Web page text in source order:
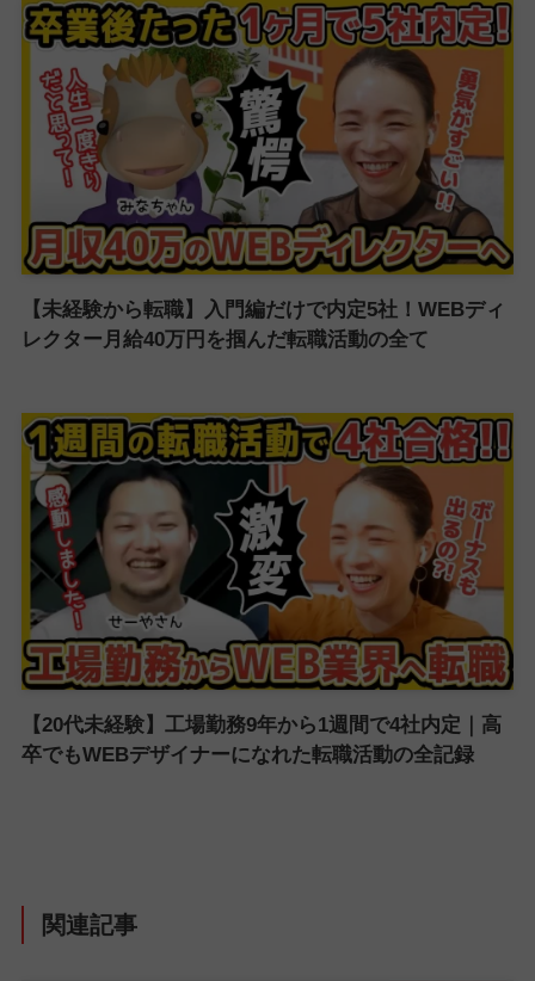
【未経験から転職】入門編だけで内定5社！WEBディ
レクター月給40万円を掴んだ転職活動の全て
【20代未経験】工場勤務9年から1週間で4社内定｜高
卒でもWEBデザイナーになれた転職活動の全記録
関連記事